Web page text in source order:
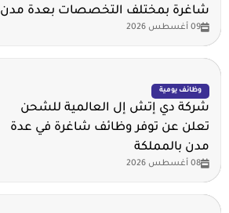
شاغرة بمختلف التخصصات بعدة مدن
09 أغسطس 2026
وظائف يومية
شركة دي إتش إل العالمية للشحن
تعلن عن توفر وظائف شاغرة في عدة
مدن بالمملكة
08 أغسطس 2026